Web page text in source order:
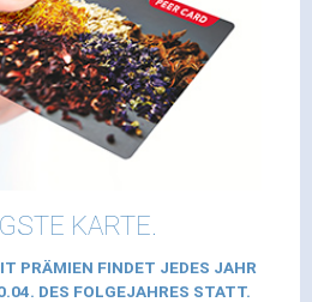
KARTE.
PRÄMIEN FINDET JEDES JAHR
DES FOLGEJAHRES STATT.